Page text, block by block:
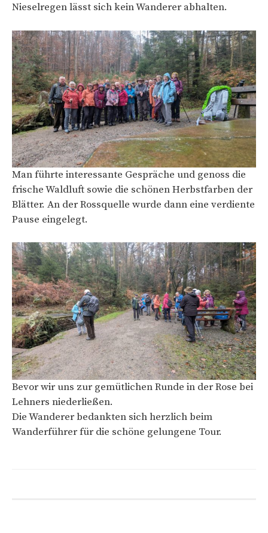
Nieselregen lässt sich kein Wanderer abhalten.
Man führte interessante Gespräche und genoss die
frische Waldluft sowie die schönen Herbstfarben der
Blätter. An der Rossquelle wurde dann eine verdiente
Pause eingelegt.
Bevor wir uns zur gemütlichen Runde in der Rose bei
Lehners niederließen.
Die Wanderer bedankten sich herzlich beim
Wanderführer für die schöne gelungene Tour.